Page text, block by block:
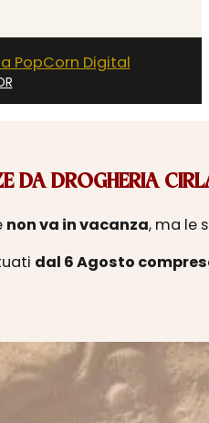
PopCorn Digital
DA DROGHERIA
non va in vacanza, ma le
dal 6 Agosto